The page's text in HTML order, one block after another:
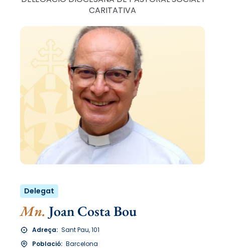
CARITATIVA
Delegat
Mn. Joan Costa Bou
Adreça: Sant Pau, 101
Població: Barcelona